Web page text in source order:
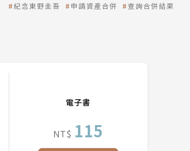
紀念東野圭吾 申請資產合併 查詢合併結果
電子書
NT$ 115